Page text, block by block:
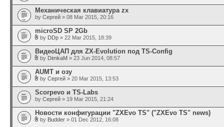
Механическая клавиатура zx
by Сергей » 08 Mar 2015, 20:16
microSD SP 2Gb
by DDp » 22 Mar 2015, 18:39
ВидеоЦАП для ZX-Evolution под TS-Config
by DimkaM » 23 Jun 2014, 08:57
AUMT и озу
by Сергей » 20 Mar 2015, 13:53
Scorpevo и TS-Labs
by Сергей » 19 Mar 2015, 21:24
Новости конфигурации "ZXEvo TS" ("ZXEvo TS" news)
by Budder » 01 Dec 2012, 16:08